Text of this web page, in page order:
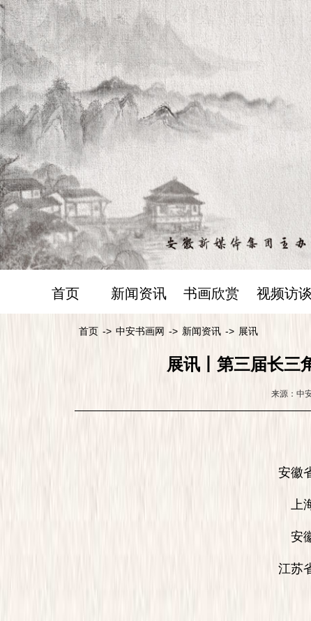
首页 新闻资讯 书画欣赏 视频访谈
首页 -> 中安书画网 -> 新闻资讯 -> 展讯
展讯丨第三届长三
来源：中
安徽省
上海
安徽
江苏省